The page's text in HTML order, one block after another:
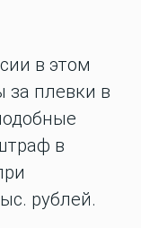
в этом
плевки в
в
рублей.